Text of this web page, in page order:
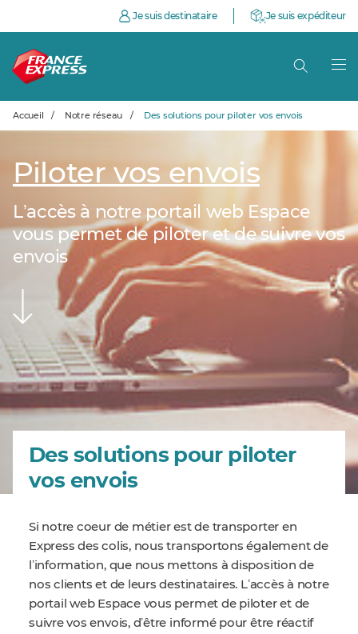
Je suis destinataire Je suis expéditeur
Accueil / Notre réseau / Des solutions pour piloter vos envois
Piloter vos envois
Lʼaccès à notre portail web Espace
vous permet de piloter et de suivre vos
envois
Des solutions pour piloter
vos envois
Si notre coeur de métier est de transporter en
Express des colis, nous transportons également de
lʼinformation, que nous mettons à disposition de
nos clients et de leurs destinataires. Lʼaccès à notre
portail web Espace vous permet de piloter et de
suivre vos envois, dʼêtre informé pour être réactif